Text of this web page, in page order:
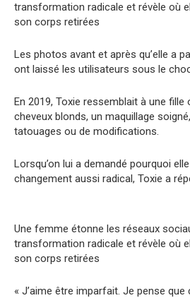
transformation radicale et révèle où
son corps retirées
Les photos avant et après qu’elle a
ont laissé les utilisateurs sous le
En 2019, Toxie ressemblait à une fille
cheveux blonds, un maquillage
tatouages ​​ou de modifications.
Lorsqu’on lui a demandé pourquoi
changement aussi radical, Toxie a
Une femme étonne les réseaux
transformation radicale et révèle où
son corps retirées
« J’aime être imparfait. Je pense que